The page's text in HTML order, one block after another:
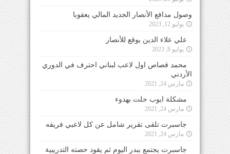
وصول مدافع الأنصار الجديد المالي يعقوبا
يوليو 12, 2023
علي علاء الدين يوقع للأنصار
يوليو 8, 2023
محمد قصاص اول لاعب لبناني احترف في الدوري
الأردني
مارس 24, 2021
مشكلة ايوب حلت بهدوء
مارس 24, 2021
جاسبرت تلقى تقرير شامل عن كل لاعبي فريقه
مارس 24, 2021
جاسبرت يجتمع ببدر اليوم ثم يقود حصته التدريبية